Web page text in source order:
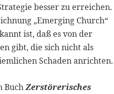
besser zu erreichen.
„Emerging Church“
ist, daß es von der
gibt, die sich nicht als
Schaden anrichten.
BuchZerstörerisches